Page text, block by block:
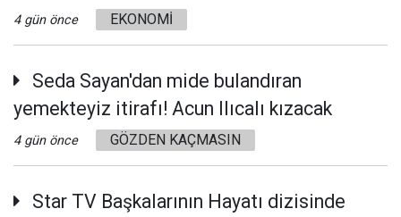
4 gün önce EKONOMİ
Seda Sayan'dan mide bulandıran
yemekteyiz itirafı! Acun Ilıcalı kızacak
4 gün önce GÖZDEN KAÇMASIN
Star TV Başkalarının Hayatı dizisinde